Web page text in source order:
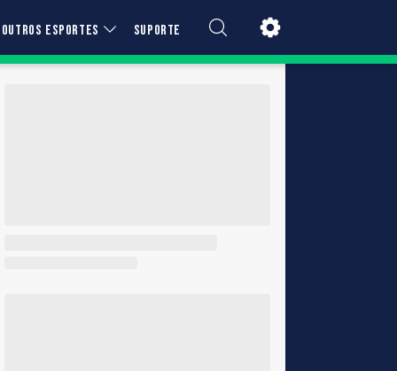
OUTROS ESPORTES SUPORTE